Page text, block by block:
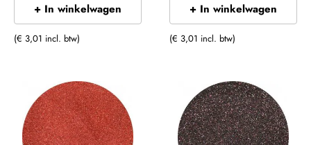
+ In winkelwagen
(€ 3,01 incl. btw)
+ In winkelwagen
(€ 3,01 incl. btw)